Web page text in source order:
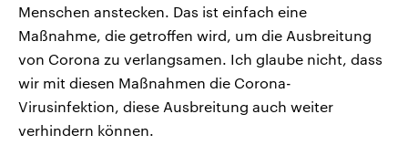
Menschen anstecken. Das ist einfach eine
Maßnahme, die getroffen wird, um die Ausbreitung
von Corona zu verlangsamen. Ich glaube nicht, dass
wir mit diesen Maßnahmen die Corona-
Virusinfektion, diese Ausbreitung auch weiter
verhindern können.